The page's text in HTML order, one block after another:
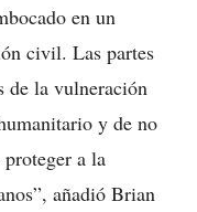
en un
civil. Las partes
de la vulneración
y de no
proteger a la
añadió Brian